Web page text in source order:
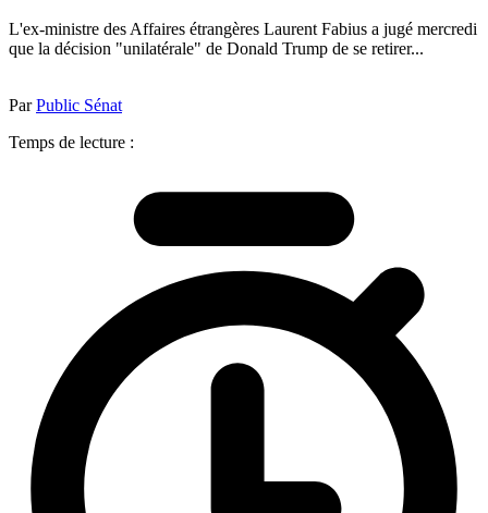
L'ex-ministre des Affaires étrangères Laurent Fabius a jugé mercredi
que la décision "unilatérale" de Donald Trump de se retirer...
ParPublic Sénat
Temps de lecture :